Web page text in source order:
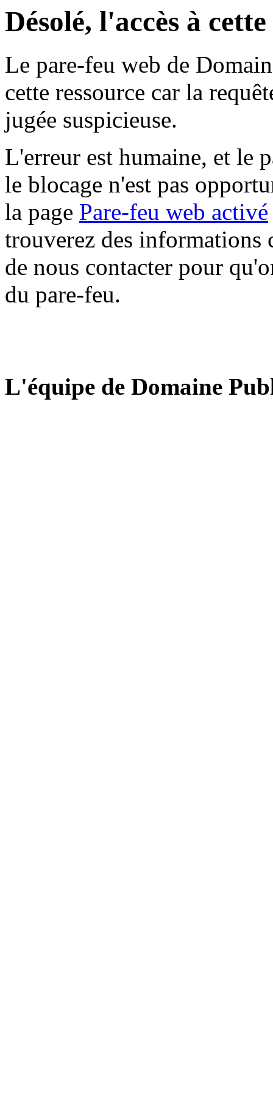
Désolé, l'accès à
Le pare-feu web de
cette ressource car la
jugée suspicieuse.
L'erreur est humaine, et le
le blocage n'est pas
la page Pare-feu web activé
trouverez des informations
de nous contacter pour
du pare-feu.
L'équipe de Domaine